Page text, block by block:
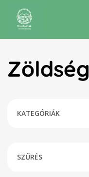
Zöldség
KATEGÓRIÁK
SZŰRÉS